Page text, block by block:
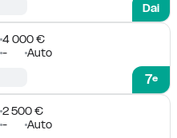
Dai
4 000 €
- Auto
7e
2 500 €
- Auto